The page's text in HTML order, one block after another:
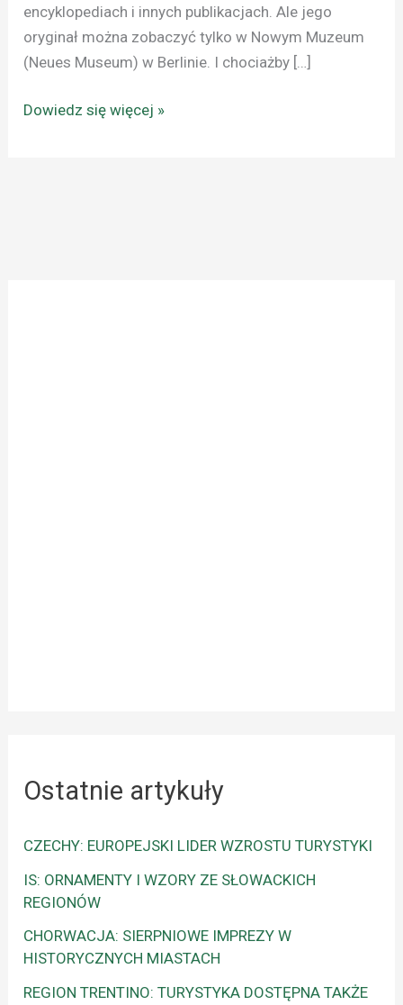
encyklopediach i innych publikacjach. Ale jego
oryginał można zobaczyć tylko w Nowym Muzeum
(Neues Museum) w Berlinie. I chociażby […]
Dowiedz się więcej »
Ostatnie artykuły
CZECHY: EUROPEJSKI LIDER WZROSTU TURYSTYKI
IS: ORNAMENTY I WZORY ZE SŁOWACKICH
REGIONÓW
CHORWACJA: SIERPNIOWE IMPREZY W
HISTORYCZNYCH MIASTACH
REGION TRENTINO: TURYSTYKA DOSTĘPNA TAKŻE